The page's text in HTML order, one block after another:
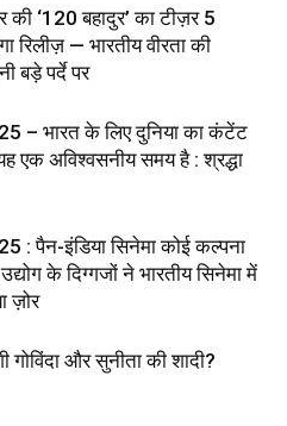
‘120 बहादुर’ का टीज़र 5
रिलीज़ — भारतीय वीरता की
बड़े पर्दे पर
– भारत के लिए दुनिया का कंटेंट
एक अविश्वसनीय समय है : श्रद्धा
: पैन-इंडिया सिनेमा कोई कल्पना
के दिग्गजों ने भारतीय सिनेमा में
ज़ोर
गोविंदा और सुनीता की शादी?